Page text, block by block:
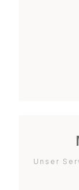
Unser